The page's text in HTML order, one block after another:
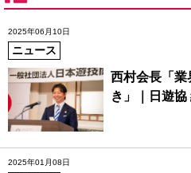
2025年06月10日
ニュース
西村会長「業
き」｜日遊協
2025年01月08日